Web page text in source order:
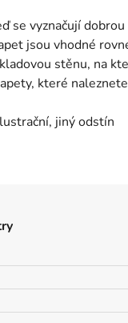
se vyznačují
jsou vhodné
stěnu, na
které
jiný odstín